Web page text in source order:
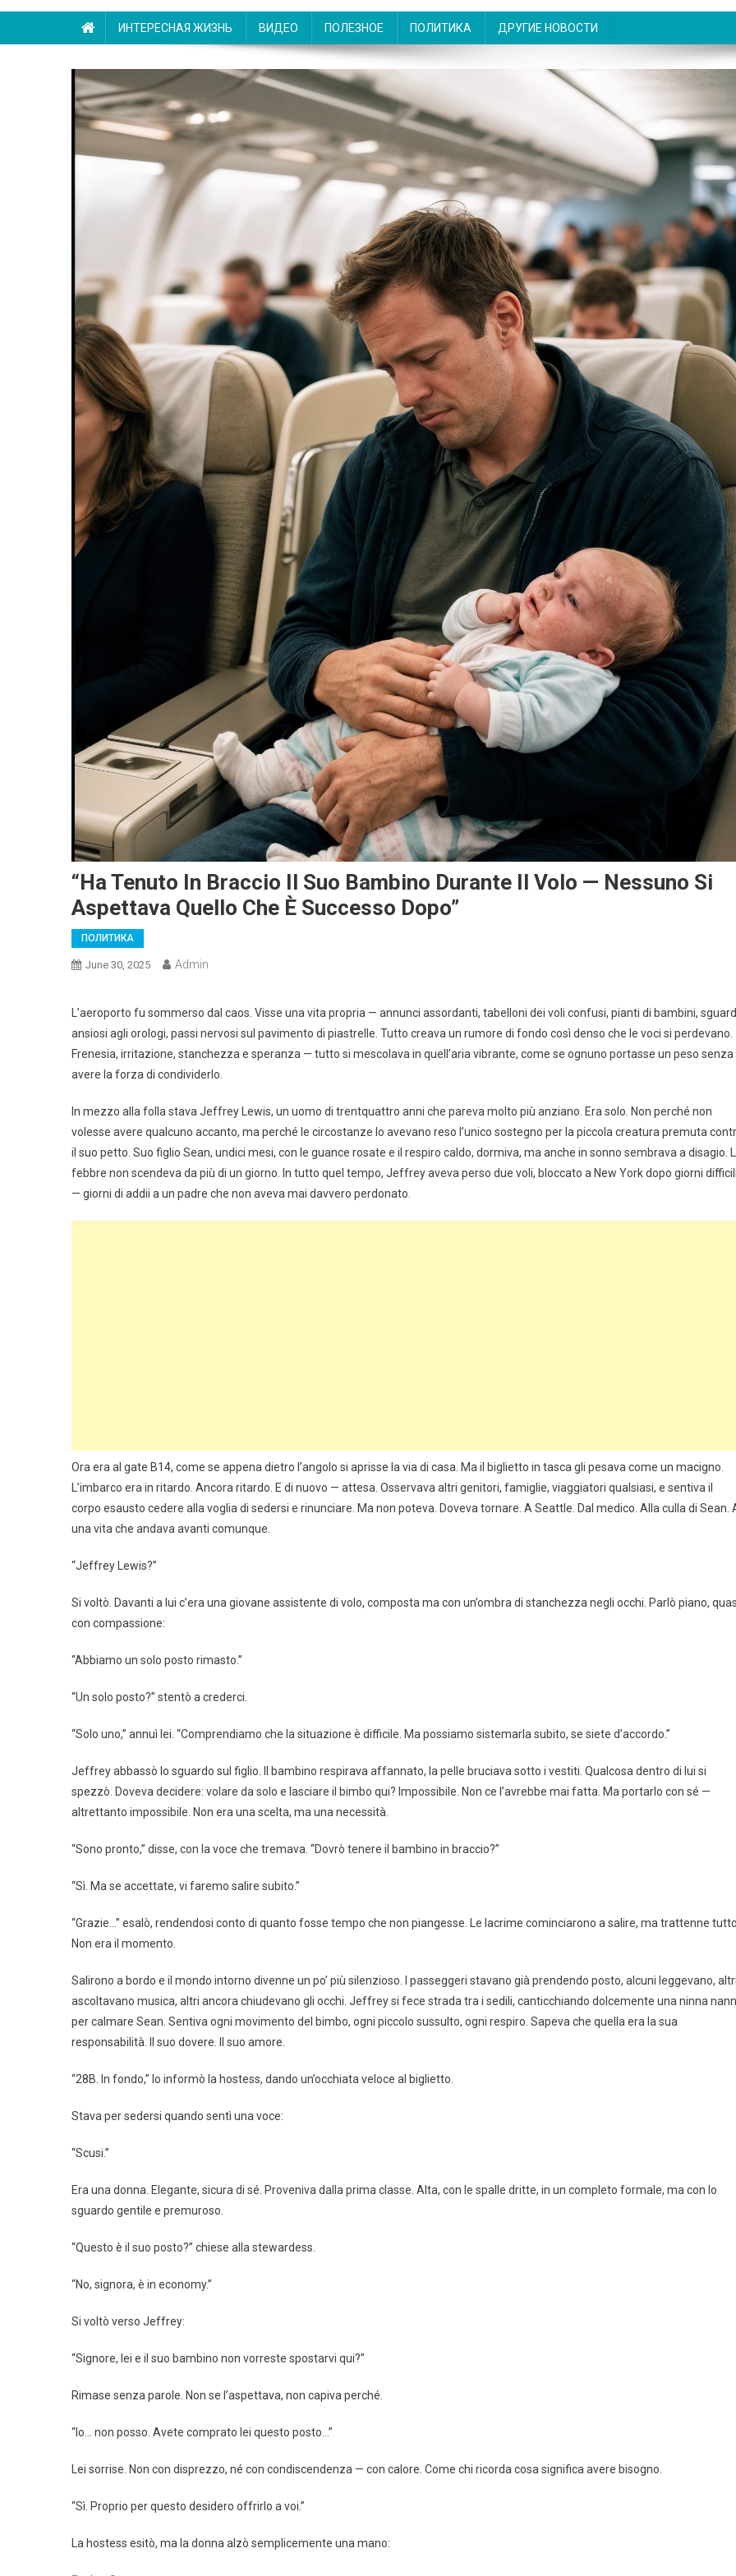
ИНТЕРЕСНАЯ ЖИЗНЬ ВИДЕО ПОЛЕЗНОЕ ПОЛИТИКА ДРУГИЕ НОВОСТИ
“Ha Tenuto In Braccio Il Suo Bambino Durante Il Volo — Nessuno Si
Aspettava Quello Che È Successo Dopo”
ПОЛИТИКА
June 30, 2025 Admin
L’aeroporto fu sommerso dal caos. Visse una vita propria — annunci assordanti, tabelloni dei voli confusi, pianti di bambini,
ansiosi agli orologi, passi nervosi sul pavimento di piastrelle. Tutto creava un rumore di fondo così denso che le voci si perdevano.
Frenesia, irritazione, stanchezza e speranza — tutto si mescolava in quell’aria vibrante, come se ognuno portasse un peso senza
avere la forza di condividerlo.
In mezzo alla folla stava Jeffrey Lewis, un uomo di trentquattro anni che pareva molto più anziano. Era solo. Non perché non
volesse avere qualcuno accanto, ma perché le circostanze lo avevano reso l’unico sostegno per la piccola creatura premuta
il suo petto. Suo figlio Sean, undici mesi, con le guance rosate e il respiro caldo, dormiva, ma anche in sonno sembrava a disagio.
febbre non scendeva da più di un giorno. In tutto quel tempo, Jeffrey aveva perso due voli, bloccato a New York dopo giorni
— giorni di addii a un padre che non aveva mai davvero perdonato.
Ora era al gate B14, come se appena dietro l’angolo si aprisse la via di casa. Ma il biglietto in tasca gli pesava come un macigno.
L’imbarco era in ritardo. Ancora ritardo. E di nuovo — attesa. Osservava altri genitori, famiglie, viaggiatori qualsiasi, e sentiva il
corpo esausto cedere alla voglia di sedersi e rinunciare. Ma non poteva. Doveva tornare. A Seattle. Dal medico. Alla culla di Sean.
una vita che andava avanti comunque.
“Jeffrey Lewis?”
Si voltò. Davanti a lui c’era una giovane assistente di volo, composta ma con un’ombra di stanchezza negli occhi. Parlò piano,
con compassione:
“Abbiamo un solo posto rimasto.”
“Un solo posto?” stentò a crederci.
“Solo uno,” annuì lei. “Comprendiamo che la situazione è difficile. Ma possiamo sistemarla subito, se siete d’accordo.”
Jeffrey abbassò lo sguardo sul figlio. Il bambino respirava affannato, la pelle bruciava sotto i vestiti. Qualcosa dentro di lui si
spezzò. Doveva decidere: volare da solo e lasciare il bimbo qui? Impossibile. Non ce l’avrebbe mai fatta. Ma portarlo con sé —
altrettanto impossibile. Non era una scelta, ma una necessità.
“Sono pronto,” disse, con la voce che tremava. “Dovrò tenere il bambino in braccio?”
“Sì. Ma se accettate, vi faremo salire subito.”
“Grazie…” esalò, rendendosi conto di quanto fosse tempo che non piangesse. Le lacrime cominciarono a salire, ma trattenne
Non era il momento.
Salirono a bordo e il mondo intorno divenne un po’ più silenzioso. I passeggeri stavano già prendendo posto, alcuni leggevano,
ascoltavano musica, altri ancora chiudevano gli occhi. Jeffrey si fece strada tra i sedili, canticchiando dolcemente una ninna
per calmare Sean. Sentiva ogni movimento del bimbo, ogni piccolo sussulto, ogni respiro. Sapeva che quella era la sua
responsabilità. Il suo dovere. Il suo amore.
“28B. In fondo,” lo informò la hostess, dando un’occhiata veloce al biglietto.
Stava per sedersi quando sentì una voce:
“Scusi.”
Era una donna. Elegante, sicura di sé. Proveniva dalla prima classe. Alta, con le spalle dritte, in un completo formale, ma con lo
sguardo gentile e premuroso.
“Questo è il suo posto?” chiese alla stewardess.
“No, signora, è in economy.”
Si voltò verso Jeffrey:
“Signore, lei e il suo bambino non vorreste spostarvi qui?”
Rimase senza parole. Non se l’aspettava, non capiva perché.
“Io… non posso. Avete comprato lei questo posto…”
Lei sorrise. Non con disprezzo, né con condiscendenza — con calore. Come chi ricorda cosa significa avere bisogno.
“Sì. Proprio per questo desidero offrirlo a voi.”
La hostess esitò, ma la donna alzò semplicemente una mano: